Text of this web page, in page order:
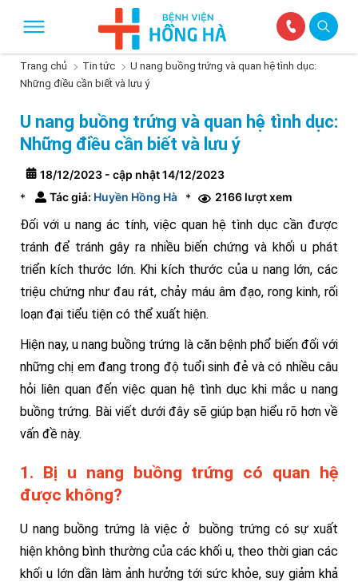
Trang chủ Tin tức
U nang buồng trứng và quan hệ tình dục:
Những điều cần biết và lưu ý
U nang buồng trứng và quan hệ tình dục:
Những điều cần biết và lưu ý
18/12/2023 - cập nhật 14/12/2023
*
Tác giả: Huyền Hồng Hà * 2166 lượt xem
Đối với u nang ác tính, việc quan hệ tình dục cần được
tránh để tránh gây ra nhiều biến chứng và khối u phát
triển kích thước lớn. Khi kích thước của u nang lớn, các
triệu chứng như đau rát, chảy máu âm đạo, rong kinh, rối
loạn đại tiểu tiện có thể xuất hiện.
Hiện nay, u nang buồng trứng là căn bệnh phổ biến đối với
những chị em đang trong độ tuổi sinh đẻ và có nhiều câu
hỏi liên quan đến việc quan hệ tình dục khi mắc u nang
buồng trứng. Bài viết dưới đây sẽ giúp bạn hiểu rõ hơn về
vấn đề này.
1. Bị u nang buồng trứng có quan hệ
được không?
U nang buồng trứng là việc ở buồng trứng có sự xuất
hiện không bình thường của các khối u, theo thời gian các
khối u lớn dần làm ảnh hưởng tới sức khỏe, suy giảm khả